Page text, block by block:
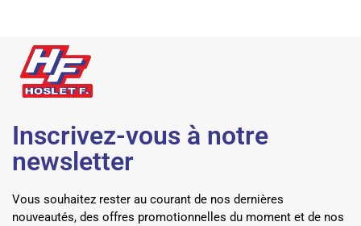
Inscrivez-vous à notre
newsletter
Vous souhaitez rester au courant de nos dernières
nouveautés, des offres promotionnelles du moment et de nos